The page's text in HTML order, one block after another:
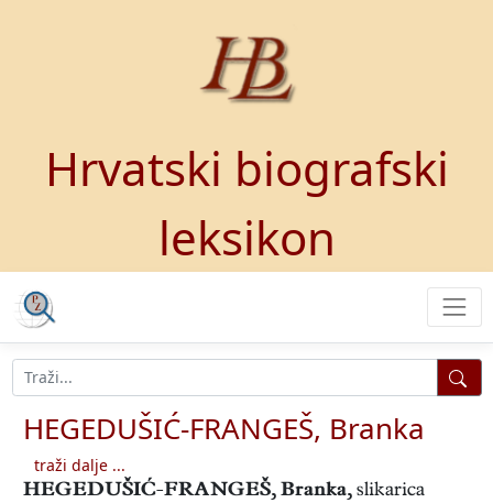
Hrvatski biografski
leksikon
HEGEDUŠIĆ-FRANGEŠ, Branka
traži dalje ...
HEGEDUŠIĆ-FRANGEŠ, Branka, slikarica